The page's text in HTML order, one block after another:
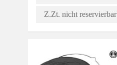
Z.Zt. nicht reservierbar